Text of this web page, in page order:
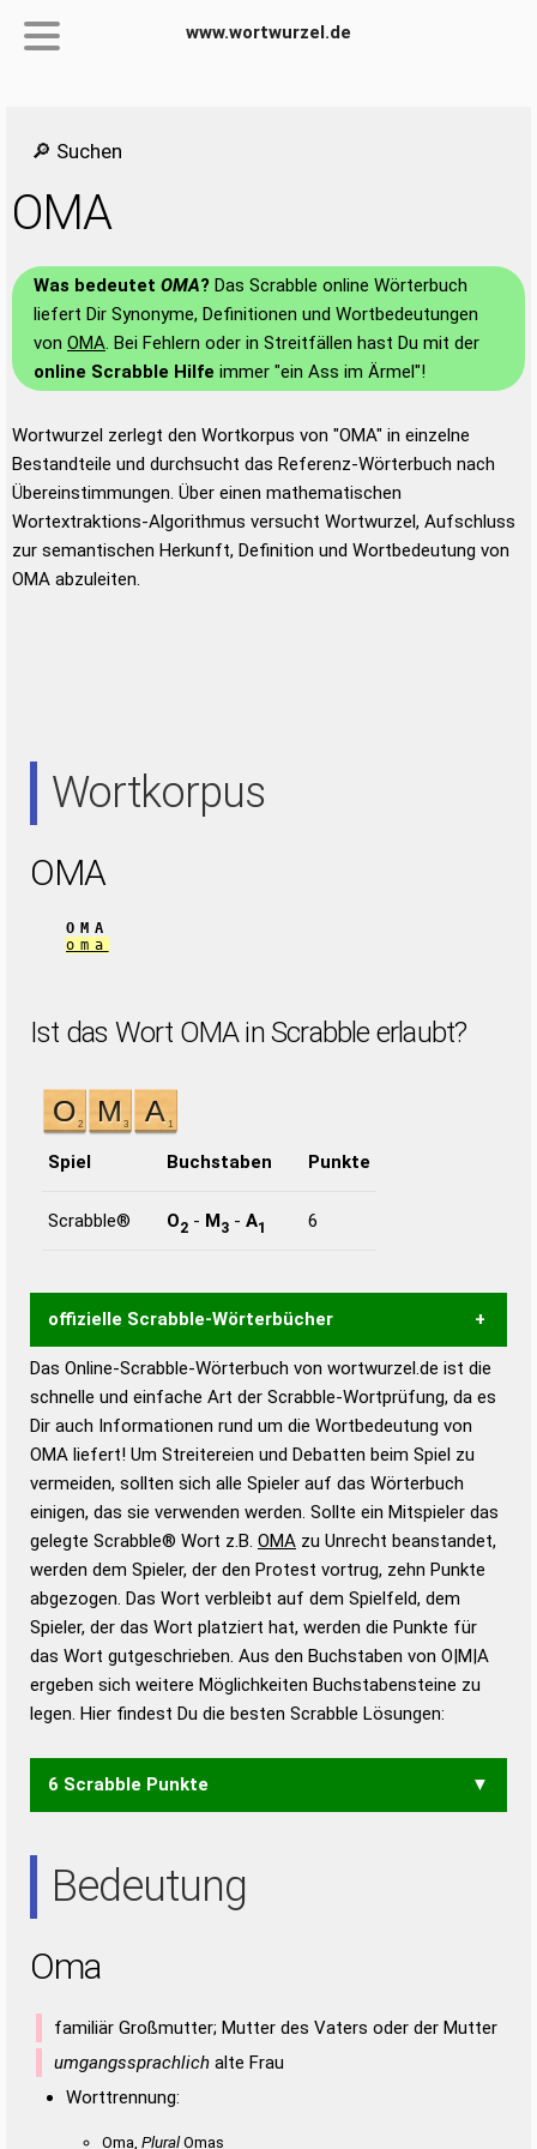
www.wortwurzel.de
🔎 Suchen
OMA
Was bedeutet OMA? Das Scrabble online Wörterbuch
liefert Dir Synonyme, Definitionen und Wortbedeutungen
von OMA. Bei Fehlern oder in Streitfällen hast Du mit der
online Scrabble Hilfe immer "ein Ass im Ärmel"!
Wortwurzel zerlegt den Wortkorpus von "OMA" in einzelne
Bestandteile und durchsucht das Referenz-Wörterbuch nach
Übereinstimmungen. Über einen mathematischen
Wortextraktions-Algorithmus versucht Wortwurzel, Aufschluss
zur semantischen Herkunft, Definition und Wortbedeutung von
OMA abzuleiten.
Wortkorpus
OMA
OMA
oma
Ist das Wort OMA in Scrabble erlaubt?
Spiel Buchstaben Punkte
Scrabble® O2 - M3 - A1 6
offizielle Scrabble-Wörterbücher
Wortwurzel liefert mit Hilfe eines semantischen
Wortanalyse-Algorithmus gute Anhaltspunkte zu
Wortbedeutung, Worttrennung und Wortform, um die
Gültigkeit eines Wortes für das Scrabble-Spiel zu
bestimmen!
zugelassene Turnier Scrabble-
Wörterbücher sind:
Duden – Standardwerk in 12 Bänden
Duden – Richtiges und gutes
Deutsch
Duden – Die deutsche Grammatik
Duden – Deutsches
Universalwörterbuch
Das Online-Scrabble-Wörterbuch von wortwurzel.de ist die
schnelle und einfache Art der Scrabble-Wortprüfung, da es
Dir auch Informationen rund um die Wortbedeutung von
OMA liefert! Um Streitereien und Debatten beim Spiel zu
vermeiden, sollten sich alle Spieler auf das Wörterbuch
einigen, das sie verwenden werden. Sollte ein Mitspieler das
gelegte Scrabble® Wort z.B. OMA zu Unrecht beanstandet,
werden dem Spieler, der den Protest vortrug, zehn Punkte
abgezogen. Das Wort verbleibt auf dem Spielfeld, dem
Spieler, der das Wort platziert hat, werden die Punkte für
das Wort gutgeschrieben. Aus den Buchstaben von O|M|A
ergeben sich weitere Möglichkeiten Buchstabensteine zu
legen. Hier findest Du die besten Scrabble Lösungen:
6 Scrabble Punkte
Bedeutung
Oma
familiär Großmutter; Mutter des Vaters oder der Mutter
umgangssprachlich alte Frau
Worttrennung:
Oma, PluralOmas